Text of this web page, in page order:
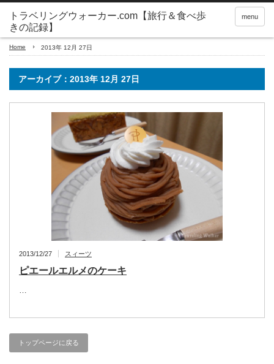
トラベリングウォーカー.com【旅行＆食べ歩
きの記録】
menu
Home 2013年 12月 27日
アーカイブ：2013年 12月 27日
2013/12/27 スィーツ
ピエールエルメのケーキ
…
トップページに戻る